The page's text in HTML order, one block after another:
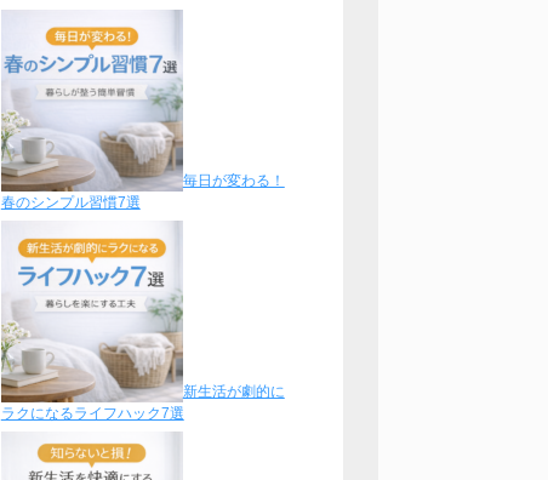
毎日が変わる！
春のシンプル習慣7選
新生活が劇的に
ラクになるライフハック7選